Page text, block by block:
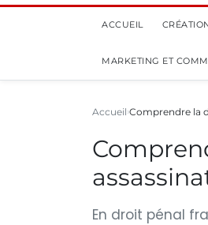
ACCUEIL
MARKETING ET
Accueil Comprendre la
En droit pénal